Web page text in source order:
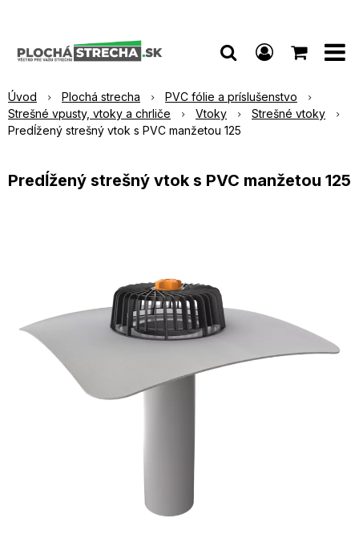
Úvod Plochá strecha
PVC fólie a príslušenstvo
Strešné vpusty, vtoky a chrliče
Vtoky
Strešné vtoky
Predĺžený strešný vtok s PVC manžetou 125
Predĺžený strešný vtok s PVC manžetou 125